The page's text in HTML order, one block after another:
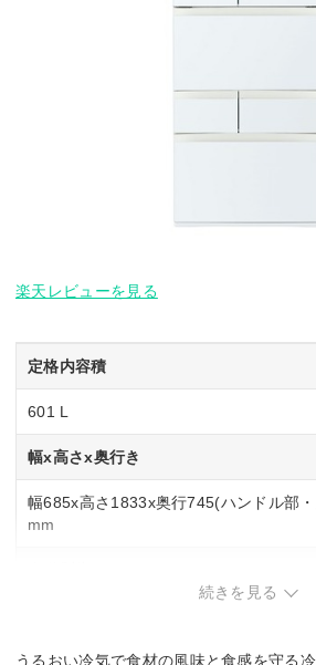
楽天レビューを見る
定格内容積
601 L
幅x高さx奥行き
幅685x高さ1833x奥行745(ハンドル部
mm
スマホ連携
続きを見る
うるおい冷気で食材の風味と食感を守る